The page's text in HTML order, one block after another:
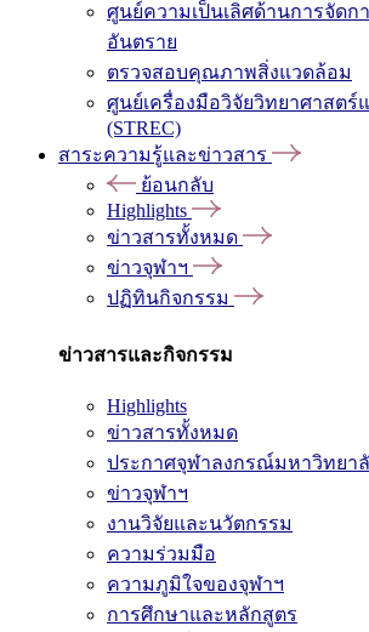
ศูนย์ความเป็นเลิศด้านการจัดก
อันตราย
ตรวจสอบคุณภาพสิ่งแวดล้อม
ศูนย์เครื่องมือวิจัยวิทยาศาสตร์
(STREC)
สาระความรู้และข่าวสาร
ย้อนกลับ
Highlights
ข่าวสารทั้งหมด
ข่าวจุฬาฯ
ปฏิทินกิจกรรม
ข่าวสารและกิจกรรม
Highlights
ข่าวสารทั้งหมด
ประกาศจุฬาลงกรณ์มหาวิทยา
ข่าวจุฬาฯ
งานวิจัยและนวัตกรรม
ความร่วมมือ
ความภูมิใจของจุฬาฯ
การศึกษาและหลักสูตร